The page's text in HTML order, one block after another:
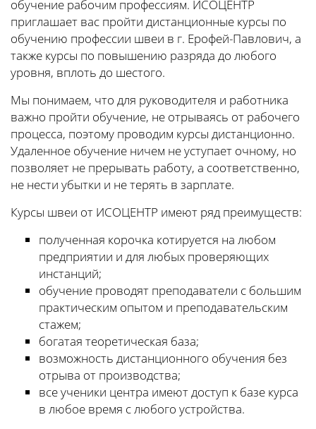
обучение рабочим профессиям. ИСОЦЕНТР
приглашает вас пройти дистанционные курсы по
обучению профессии швеи в г. Ерофей-Павлович, а
также курсы по повышению разряда до любого
уровня, вплоть до шестого.
Мы понимаем, что для руководителя и работника
важно пройти обучение, не отрываясь от рабочего
процесса, поэтому проводим курсы дистанционно.
Удаленное обучение ничем не уступает очному, но
позволяет не прерывать работу, а соответственно,
не нести убытки и не терять в зарплате.
Курсы швеи от ИСОЦЕНТР имеют ряд преимуществ:
полученная корочка котируется на любом
предприятии и для любых проверяющих
инстанций;
обучение проводят преподаватели с большим
практическим опытом и преподавательским
стажем;
богатая теоретическая база;
возможность дистанционного обучения без
отрыва от производства;
все ученики центра имеют доступ к базе курса
в любое время с любого устройства.